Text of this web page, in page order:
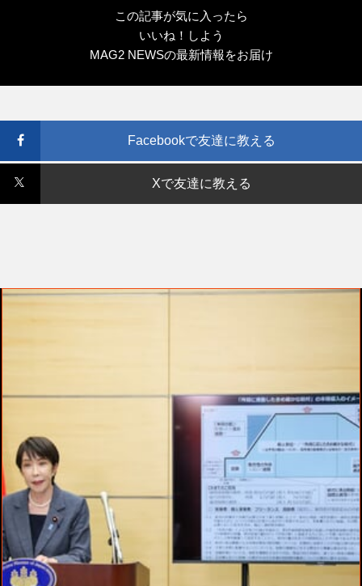
この記事が気に入ったら
いいね！しよう
MAG2 NEWSの最新情報をお届け
Facebookで友達に教える
Xで友達に教える